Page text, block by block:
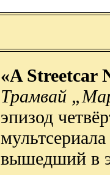
«A Streetcar
Трамвай
эпизод
вышедший в